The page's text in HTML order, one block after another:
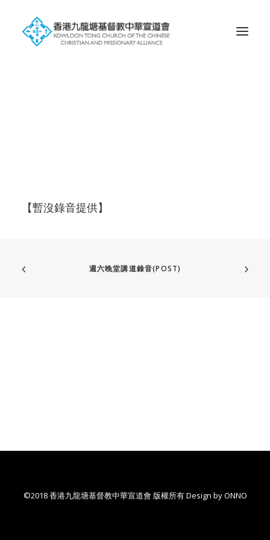
【暫沒錄音提供】
週六晚堂講道錄音(POST)
©2018 香港九龍塘基督教中華宣道會 版權所有 Design byONNO